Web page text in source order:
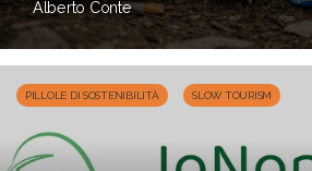
Alberto Conte
PILLOLE DI SOSTENIBILITÀ SLOW TOURISM